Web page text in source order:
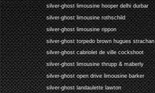
silver-ghost limousine hooper delhi durbar
silver-ghost limousine rothschild
silver-ghost limousine rippon
silver-ghost torpedo brown hugues strachan
silver-ghost cabriolet de ville cockshoot
silver-ghost limousine thrupp & maberly
silver-ghost open drive limousine barker
silver-ghost landaulette lawton